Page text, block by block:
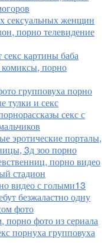
сексуальных женщин
порно телевидение
картины баба
комиксы, порно
групповуха порно
тулки и секс
секс с
эротические порталы,
3д зоо порно
порно видео
стадион
видео с голыми13
безжаластно одну
фото
порно фото из сериала
порнуха групповуха